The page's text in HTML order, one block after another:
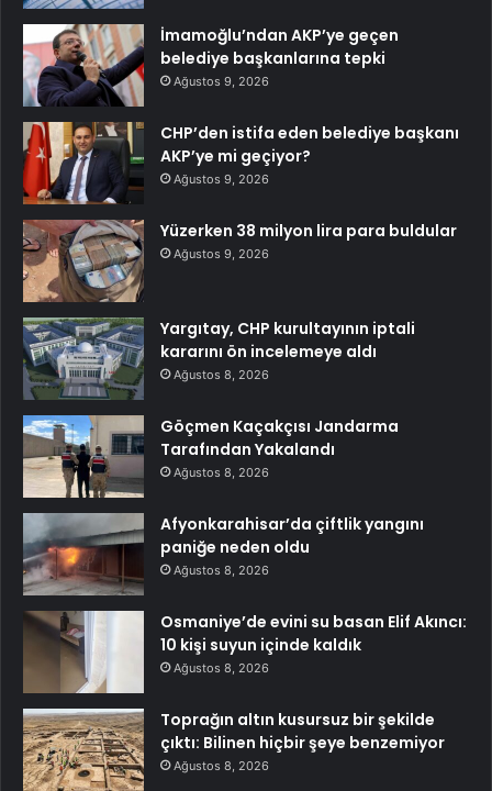
İmamoğlu’ndan AKP’ye geçen
belediye başkanlarına tepki
Ağustos 9, 2026
CHP’den istifa eden belediye başkanı
AKP’ye mi geçiyor?
Ağustos 9, 2026
Yüzerken 38 milyon lira para buldular
Ağustos 9, 2026
Yargıtay, CHP kurultayının iptali
kararını ön incelemeye aldı
Ağustos 8, 2026
Göçmen Kaçakçısı Jandarma
Tarafından Yakalandı
Ağustos 8, 2026
Afyonkarahisar’da çiftlik yangını
paniğe neden oldu
Ağustos 8, 2026
Osmaniye’de evini su basan Elif Akıncı:
10 kişi suyun içinde kaldık
Ağustos 8, 2026
Toprağın altın kusursuz bir şekilde
çıktı: Bilinen hiçbir şeye benzemiyor
Ağustos 8, 2026